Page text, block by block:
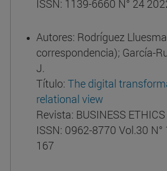
ISSN: 1139-6660 N° 24
Autores: Rodríguez
correspondencia); García-
J.
Título:The digital
relational view
Revista: BUSINESS ETHICS
ISSN: 0962-8770 Vol.30
167